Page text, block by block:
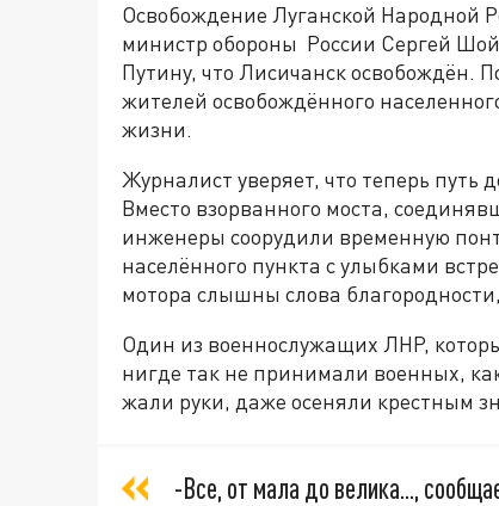
Освобождение Луганской Народной
министр обороны России Сергей
Путину, что Лисичанск освобождён.
жителей освобождённого
жизни.
Журналист уверяет, что теперь путь
Вместо взорванного моста,
инженеры соорудили временную
населённого пункта с улыбками
мотора слышны слова
Один из военнослужащих ЛНР,
нигде так не принимали военных,
жали руки, даже осеняли крестным
-Все, от мала до велика...,